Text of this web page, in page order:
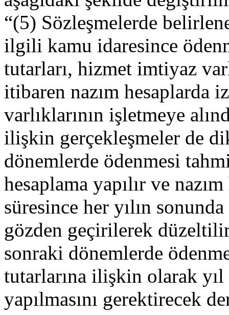
“(5) Sözleşmelerde
ilgili kamu idaresince
tutarları, hizmet imtiyaz
itibaren nazım hesaplarda
varlıklarının işletmeye
ilişkin gerçekleşmeler de
dönemlerde ödenmesi
hesaplama yapılır ve
süresince her yılın
gözden geçirilerek
sonraki dönemlerde
tutarlarına ilişkin olarak
yapılmasını gerektirecek